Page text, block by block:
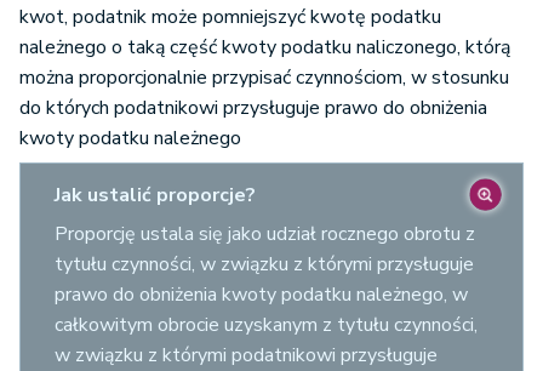
kwot, podatnik może pomniejszyć kwotę podatku
należnego o taką część kwoty podatku naliczonego, którą
można proporcjonalnie przypisać czynnościom, w stosunku
do których podatnikowi przysługuje prawo do obniżenia
kwoty podatku należnego
Jak ustalić proporcje?
Proporcję ustala się jako udział rocznego obrotu z
tytułu czynności, w związku z którymi przysługuje
prawo do obniżenia kwoty podatku należnego, w
całkowitym obrocie uzyskanym z tytułu czynności,
w związku z którymi podatnikowi przysługuje